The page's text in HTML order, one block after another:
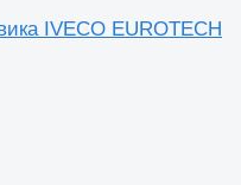
IVECO EUROTECH